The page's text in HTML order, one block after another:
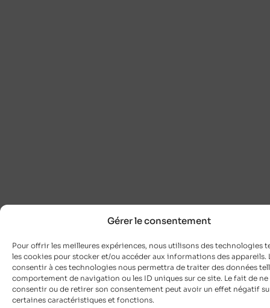
Gérer le consentement
Pour offrir les meilleures expériences, nous utilisons des technologies
les cookies pour stocker et/ou accéder aux informations des appareils.
consentir à ces technologies nous permettra de traiter des données
comportement de navigation ou les ID uniques sur ce site. Le fait de ne
consentir ou de retirer son consentement peut avoir un effet négatif
certaines caractéristiques et fonctions.